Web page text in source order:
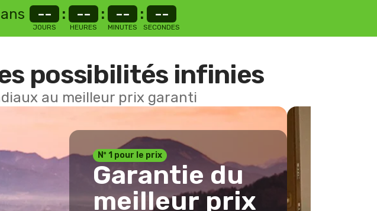
--
JOURS
: --
HEURES
: --
MINUTES
: --
SECONDES
possibilités infinies
au meilleur prix garanti
Nº 1 pour le prix
Garantie du
meilleur prix